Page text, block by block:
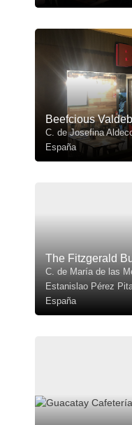
Beefcious
C. de Josefina
España
The Fitzgerald
C. de María de las
Estanislao Pérez
España